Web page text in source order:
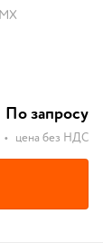
По запросу
• цена без НДС